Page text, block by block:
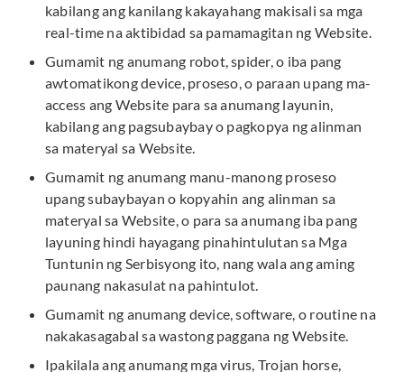
kabilang ang kanilang kakayahang makisali sa mga
real-time na aktibidad sa pamamagitan ng Website.
Gumamit ng anumang robot, spider, o iba pang
awtomatikong device, proseso, o paraan upang ma-
access ang Website para sa anumang layunin,
kabilang ang pagsubaybay o pagkopya ng alinman
sa materyal sa Website.
Gumamit ng anumang manu-manong proseso
upang subaybayan o kopyahin ang alinman sa
materyal sa Website, o para sa anumang iba pang
layuning hindi hayagang pinahintulutan sa Mga
Tuntunin ng Serbisyong ito, nang wala ang aming
paunang nakasulat na pahintulot.
Gumamit ng anumang device, software, o routine na
nakakasagabal sa wastong paggana ng Website.
Ipakilala ang anumang mga virus, Trojan horse,